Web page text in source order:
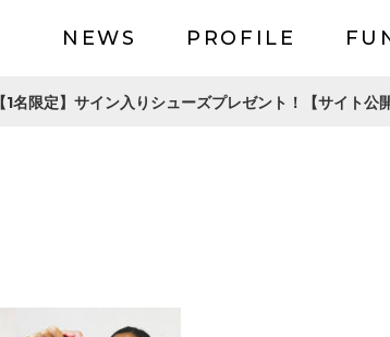
NEWS PROFILE
【1名限定】サイン入りシューズプレゼント！【サイト公